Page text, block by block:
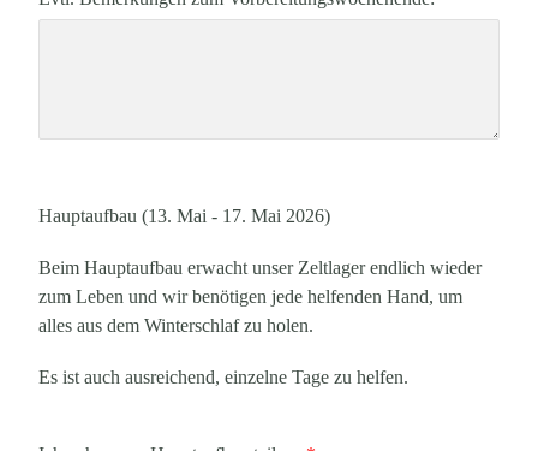
Hauptaufbau (13. Mai - 17. Mai 2026)
Beim Hauptaufbau erwacht unser Zeltlager endlich wieder
zum Leben und wir benötigen jede helfenden Hand, um
alles aus dem Winterschlaf zu holen.
Es ist auch ausreichend, einzelne Tage zu helfen.